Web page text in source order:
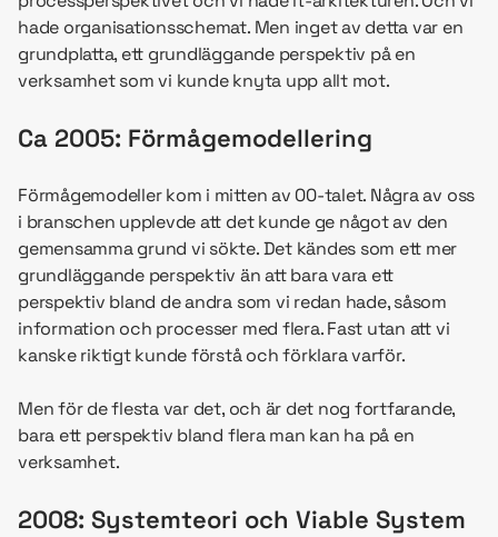
hade organisationsschemat. Men inget av detta var en
grundplatta, ett grundläggande perspektiv på en
verksamhet som vi kunde knyta upp allt mot.
Ca 2005: Förmågemodellering
Förmågemodeller kom i mitten av 00-talet. Några av oss
i branschen upplevde att det kunde ge något av den
gemensamma grund vi sökte. Det kändes som ett mer
grundläggande perspektiv än att bara vara ett
perspektiv bland de andra som vi redan hade, såsom
information och processer med flera. Fast utan att vi
kanske riktigt kunde förstå och förklara varför.
Men för de flesta var det, och är det nog fortfarande,
bara ett perspektiv bland flera man kan ha på en
verksamhet.
2008: Systemteori och Viable System